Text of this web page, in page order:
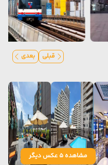
قبلی بعدی
مشاهده 5 عکس دیگر